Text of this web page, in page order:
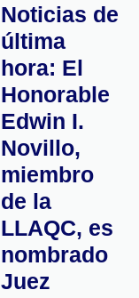
Noticias de
última
hora: El
Honorable
Edwin I.
Novillo,
miembro
de la
LLAQC, es
nombrado
Juez